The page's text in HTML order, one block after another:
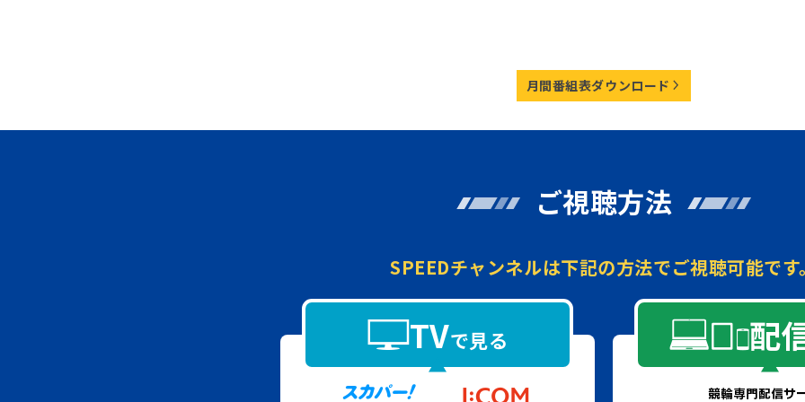
月間番組表ダウンロード
ご視聴方法
SPEEDチャンネルは下記の方法でご視聴可能です。
TVで見る 配